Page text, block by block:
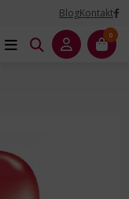
BlogKontakt
0